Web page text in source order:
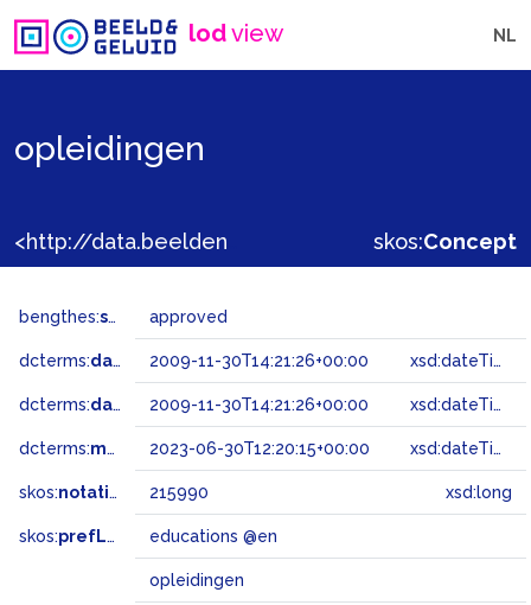
lodview NL
opleidingen
skos:Concept
bengthes:status approved
dcterms:dateAccepted 2009-11-30T14:21:26+00:00 xsd:dateTime
dcterms:dateSubmitted 2009-11-30T14:21:26+00:00 xsd:dateTime
dcterms:modified 2023-06-30T12:20:15+00:00 xsd:dateTime
skos:notation 215990 xsd:long
skos:prefLabel educations @en
opleidingen